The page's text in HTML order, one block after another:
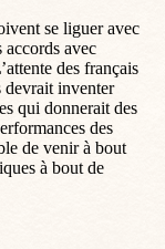
se liguer avec
accords avec
des français
devrait inventer
qui donnerait des
des
de venir à bout
à bout de